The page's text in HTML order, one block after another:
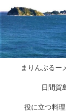
まりんぶるー
日間賀
役に立つ料